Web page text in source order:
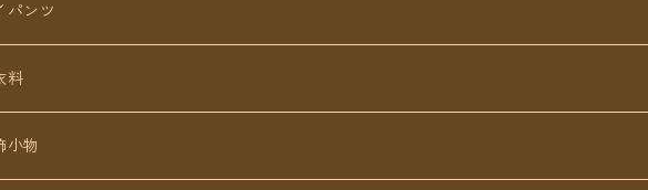
パンツ
無地タイパンツ
トオリジナル
料
プス
小物